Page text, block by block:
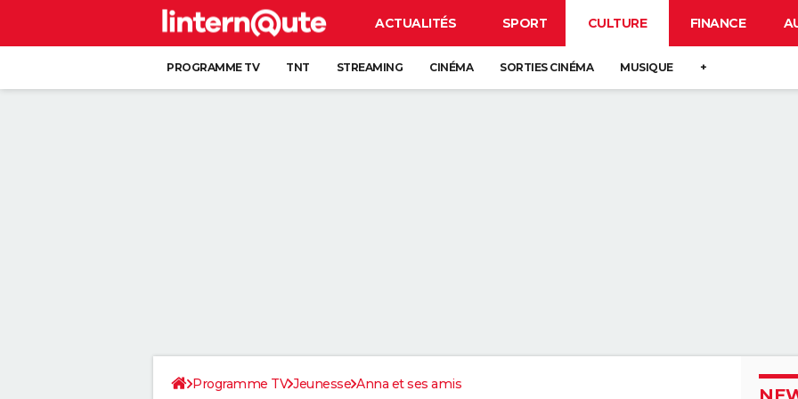
ACTUALITÉS SPORT CULTURE FINANCE
PROGRAMME TV TNT STREAMING CINÉMA SORTIES CINÉMA MUSIQUE +
Programme TV Jeunesse Anna et ses amis